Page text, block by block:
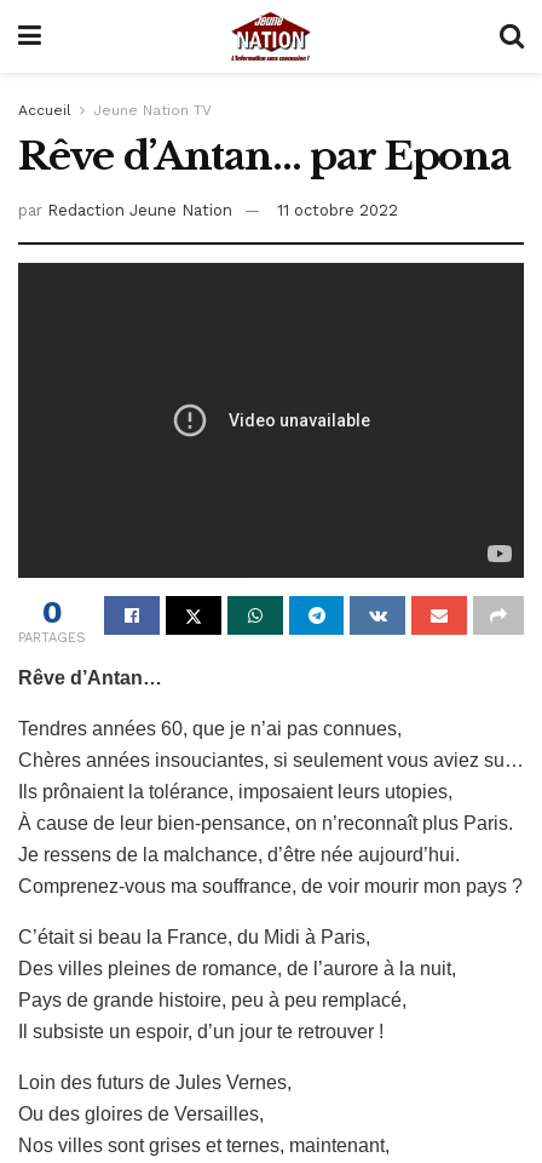
Accueil Jeune Nation TV
Rêve d’Antan… par Epona
par Redaction Jeune Nation 11 octobre 2022
0
PARTAGES
Rêve d’Antan…
Tendres années 60, que je n’ai pas connues,
Chères années insouciantes, si seulement vous aviez su…
Ils prônaient la tolérance, imposaient leurs utopies,
À cause de leur bien-pensance, on n’reconnaît plus Paris.
Je ressens de la malchance, d’être née aujourd’hui.
Comprenez-vous ma souffrance, de voir mourir mon pays ?
C’était si beau la France, du Midi à Paris,
Des villes pleines de romance, de l’aurore à la nuit,
Pays de grande histoire, peu à peu remplacé,
Il subsiste un espoir, d’un jour te retrouver !
Loin des futurs de Jules Vernes,
Ou des gloires de Versailles,
Nos villes sont grises et ternes, maintenant,